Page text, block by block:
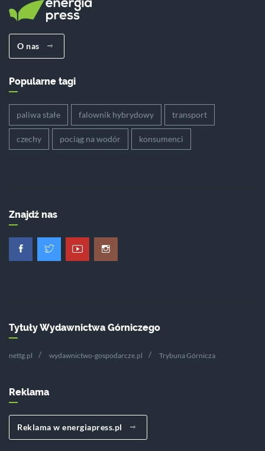
O nas
Popularne tagi
paliwa stałe falownik hybrydowy transport
czechy pociąg na wodór konsumenci
Znajdź nas
Tytuły Wydawnictwa Górniczego
nettg.pl wydawnictwo-gospodarcze.pl Trybuna Górnicza
Reklama
Reklama w energiapress.pl